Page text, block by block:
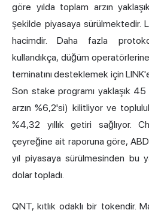
göre yılda toplam arzın
şekilde piyasaya sürülmektedir.
hacimdir. Daha fazla
kullandıkça, düğüm
teminatını desteklemek için
Son stake programı yaklaşık 45
arzın %6,2'si) kilitliyor ve
%4,32 yıllık getiri sağlıyor.
çeyreğine ait raporuna göre,
yıl piyasaya sürülmesinden bu
dolar topladı.
QNT, kıtlık odaklı bir tokendir.